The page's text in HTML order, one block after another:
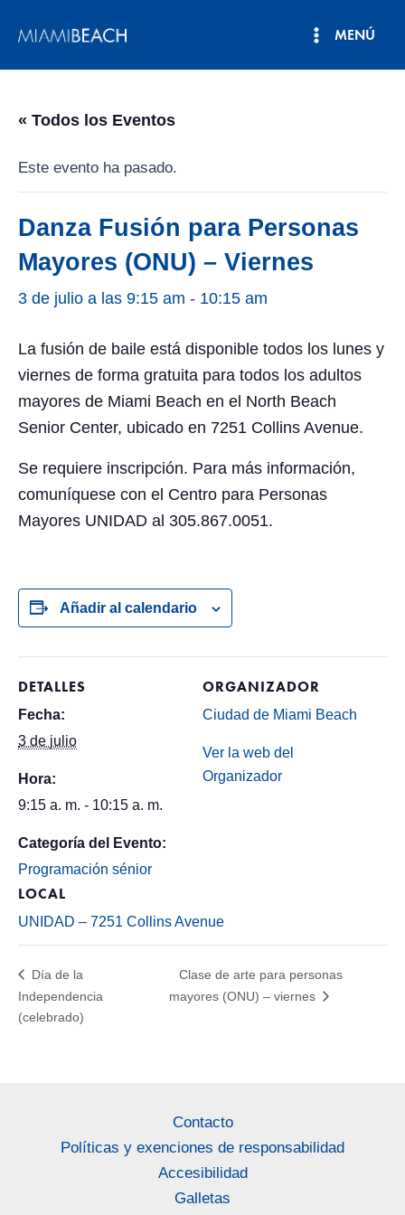
MENÚ
« Todos los Eventos
Este evento ha pasado.
Danza Fusión para Personas
Mayores (ONU) – Viernes
3 de julio a las 9:15 am - 10:15 am
La fusión de baile está disponible todos los lunes y
viernes de forma gratuita para todos los adultos
mayores de Miami Beach en el North Beach
Senior Center, ubicado en 7251 Collins Avenue.
Se requiere inscripción. Para más información,
comuníquese con el Centro para Personas
Mayores UNIDAD al 305.867.0051.
Añadir al calendario
DETALLES
Fecha:
3 de julio
Hora:
9:15 a. m. - 10:15 a. m.
Categoría del Evento:
Programación sénior
LOCAL
UNIDAD – 7251 Collins Avenue
ORGANIZADOR
Ciudad de Miami Beach
Ver la web del
Organizador
Día de la
Independencia
(celebrado)
Clase de arte para personas
mayores (ONU) – viernes
Contacto
Políticas y exenciones de responsabilidad
Accesibilidad
Galletas